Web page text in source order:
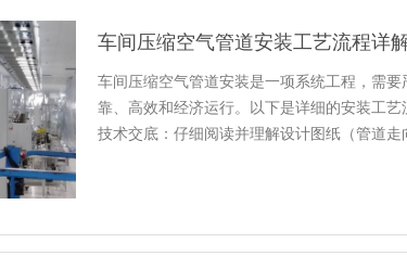
车间压缩空气管道安装工艺流程详
车间压缩空气管道安装是一项系统工程，需
靠、高效和经济运行。以下是详细的安装工
技术交底：仔细阅读并理解设计图纸（管道